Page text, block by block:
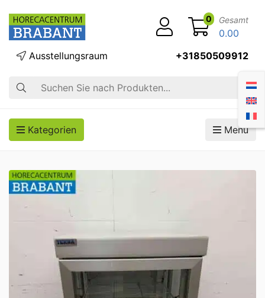
Suche
Ausstellungsraum +31850509912
0 Gesamt
0.00
Kategorien Menü